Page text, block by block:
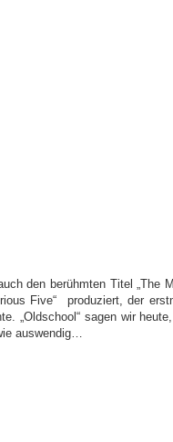
den berühmten Titel „The
Five“ produziert, der
„Oldschool“ sagen wir
auswendig…